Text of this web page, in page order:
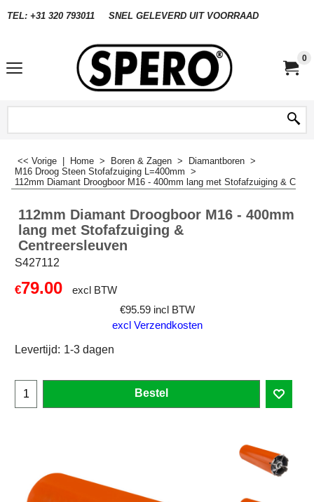
TEL: +31 320 793011 SNEL GELEVERD UIT VOORRAAD
0
<< Vorige Home > Boren & Zagen > Diamantboren >
M16 Droog Steen Stofafzuiging L=400mm >
112mm Diamant Droogboor M16 - 400mm lang met Stofafzuiging &
112mm Diamant Droogboor M16 - 400mm
lang met Stofafzuiging &
Centreersleuven
S427112
€79.00
excl BTW
€95.59 incl BTW
excl Verzendkosten
Levertijd: 1-3 dagen
Bestel